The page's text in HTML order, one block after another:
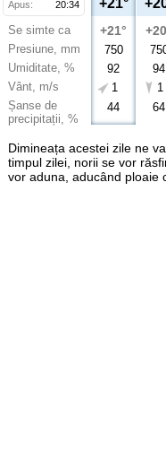
Apus:
20:34
Se simte ca
Presiune, mm
Umiditate, %
Vânt, m/s
Șanse de
precipitații, %
+21°
+21°
750
92
1
44
94
1
64
Dimineața acestei zile ne
timpul zilei, norii se vor
vor aduna, aducând ploaie